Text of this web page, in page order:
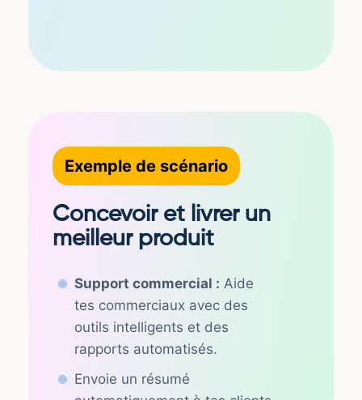
Exemple de scénario
Concevoir et livrer un
meilleur produit
Support commercial : Aide
tes commerciaux avec des
outils intelligents et des
rapports automatisés.
Envoie un résumé